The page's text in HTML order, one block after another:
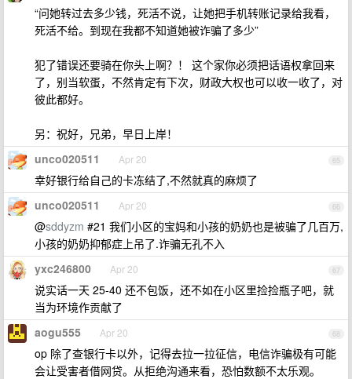
“问她转过去多少钱，死活不说，让她把手机转账记录给我看，
死活不给。到现在我都不知道她被诈骗了多少”
犯了错误还要骑在你头上啊？！ 这个家你必须把话语权拿回来
了，别当软蛋，不然肯定有下次，财政大权也可以收一收了，对
彼此都好。
另：祝好，兄弟，早日上岸！
65
unco020511 Apr 20
幸好银行给自己的卡冻结了,不然就真的麻烦了
66
unco020511 Apr 20
@sddyzm #21 我们小区的宝妈和小孩的奶奶也是被骗了几百万,
小孩的奶奶抑郁症上吊了.诈骗无孔不入
67
yxc246800 Apr 20
说实话一天 25-40 还不包饭，还不如在小区里捡捡瓶子吧，就
当为环境作贡献了
68
aogu555 Apr 20
op 除了查银行卡以外，记得去拉一拉征信，电信诈骗极有可能
会让受害者借网贷。从拒绝沟通来看，恐怕数额不太乐观。